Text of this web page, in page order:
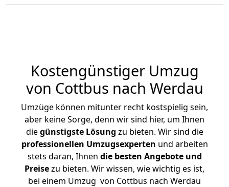
Kostengünstiger Umzug
von Cottbus nach Werdau
Umzüge können mitunter recht kostspielig sein,
aber keine Sorge, denn wir sind hier, um Ihnen
diegünstigste Lösung zu bieten. Wir sind die
professionellen Umzugsexperten und arbeiten
stets daran, Ihnen die besten Angebote und
Preisezu bieten. Wir wissen, wie wichtig es ist,
bei einem Umzug von Cottbus nach Werdau